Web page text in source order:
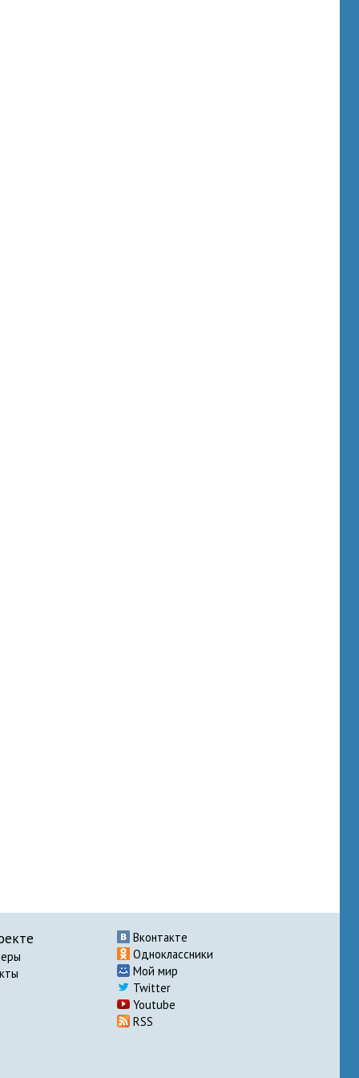
Вконтакте
Одноклассники
Мой мир
Twitter
Youtube
RSS